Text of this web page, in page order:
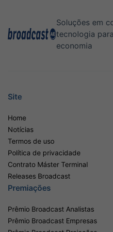
Soluções em
tecnologia
economia
Site
Home
Notícias
Termos de uso
Política de privacidade
Contrato Máster Terminal
Releases Broadcast
Premiações
Prêmio Broadcast Analistas
Prêmio Broadcast Empresas